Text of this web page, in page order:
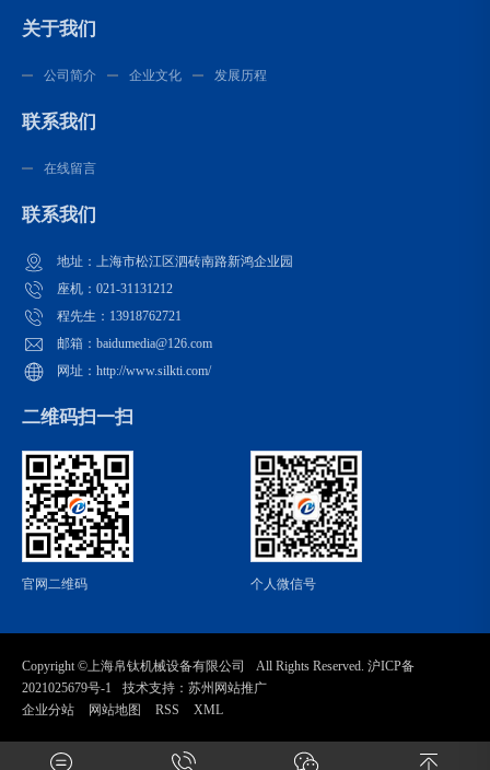
关于我们
公司简介 企业文化 发展历程
联系我们
在线留言
联系我们
地址：上海市松江区泗砖南路新鸿企业园
座机：021-31131212
程先生：13918762721
邮箱：baidumedia@126.com
网址：http://www.silkti.com/
二维码扫一扫
官网二维码 个人微信号
Copyright ©上海帛钛机械设备有限公司 All Rights Reserved. 沪ICP备
2021025679号-1
技术支持： 苏州网站推广
企业分站
网站地图 RSS XML